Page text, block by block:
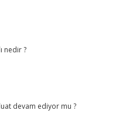
nedir ?
devam ediyor mu ?